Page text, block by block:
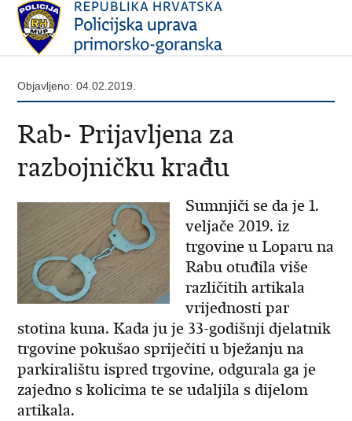
Objavljeno: 04.02.2019.
Rab- Prijavljena za
razbojničku krađu
Sumnjiči se da je 1.
veljače 2019. iz
trgovine u Loparu na
Rabu otuđila više
različitih artikala
vrijednosti par
stotina kuna. Kada ju je 33-godišnji djelatnik
trgovine pokušao spriječiti u bježanju na
parkiralištu ispred trgovine, odgurala ga je
zajedno s kolicima te se udaljila s dijelom
artikala.